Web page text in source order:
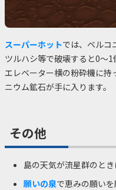
スーパーホットでは、ベルコ
ツルハシ等で破壊すると0～1
エレベーター横の粉砕機に持
ニウム鉱石が手に入ります。
その他
島の天気が流星群のと
願いの泉で恵みの願い